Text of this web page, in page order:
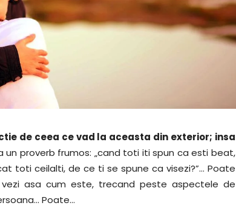
de ceea ce vad la aceasta din exterior; insa
un proverb frumos: „cand toti iti spun ca esti beat,
toti ceilalti, de ce ti se spune ca visezi?”… Poate
asa cum este, trecand peste aspectele de
Poate…